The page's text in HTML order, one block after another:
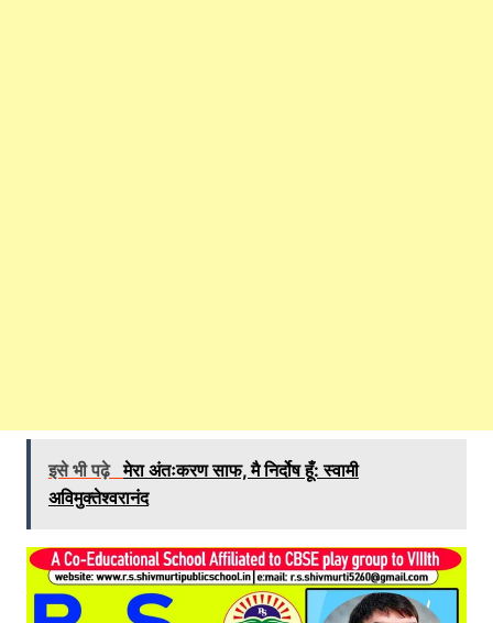
इसे भी पढ़े मेरा अंतःकरण साफ, मै निर्दोष हूँ: स्वामी
अविमुक्तेश्वरानंद